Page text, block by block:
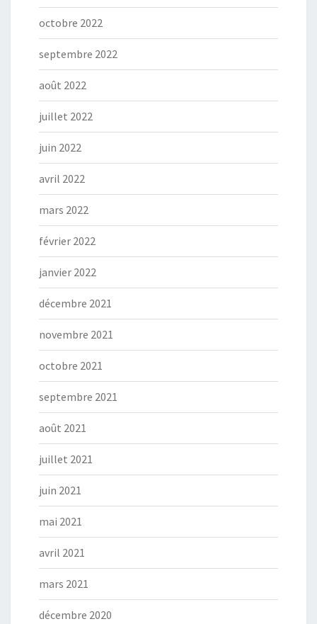
octobre 2022
septembre 2022
août 2022
juillet 2022
juin 2022
avril 2022
mars 2022
février 2022
janvier 2022
décembre 2021
novembre 2021
octobre 2021
septembre 2021
août 2021
juillet 2021
juin 2021
mai 2021
avril 2021
mars 2021
décembre 2020